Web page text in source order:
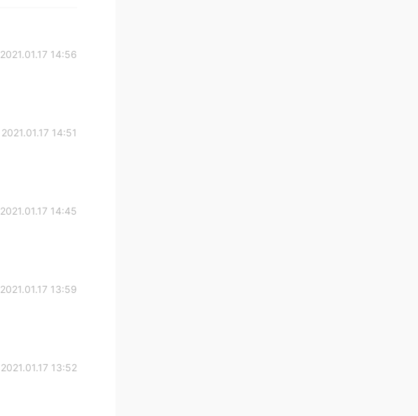
2021.01.17 14:56
2021.01.17 14:51
2021.01.17 14:45
2021.01.17 13:59
2021.01.17 13:52